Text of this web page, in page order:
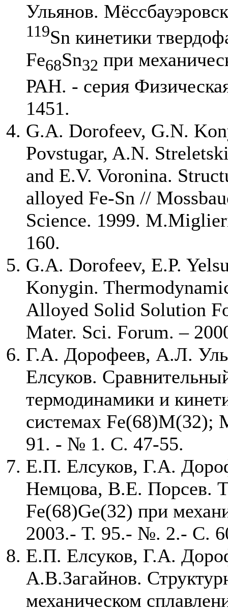
Ульянов.
119Sn кинетики
Fe68Sn32 при
РАН. - серия
1451.
G.A. Dorofeev, G.N.
Povstugar, A.N.
and E.V. Voronina.
alloyed Fe-Sn //
Science. 1999.
160.
G.A. Dorofeev, E.P.
Konygin.
Alloyed Solid Solution
Mater. Sci. Forum. –
Г.А. Дорофеев, А.Л.
Елсуков.
термодинамики и
системах
91. - № 1. С. 47-55.
Е.П. Елсуков, Г.А.
Немцова, В.Е. Порсев.
Fe(68)Ge(32) при
2003.- Т. 95.- №. 2.- С.
Е.П. Елсуков, Г.А.
А.В.Загайнов.
механическом